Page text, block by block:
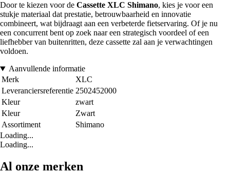
Door te kiezen voor de Cassette XLC Shimano, kies je voor een
stukje materiaal dat prestatie, betrouwbaarheid en innovatie
combineert, wat bijdraagt aan een verbeterde fietservaring. Of je nu
een concurrent bent op zoek naar een strategisch voordeel of een
liefhebber van buitenritten, deze cassette zal aan je verwachtingen
voldoen.
Aanvullende informatie
Merk
XLC
Leveranciersreferentie 2502452000
Kleur
zwart
Kleur
Zwart
Assortiment
Shimano
Loading...
Loading...
Al onze merken